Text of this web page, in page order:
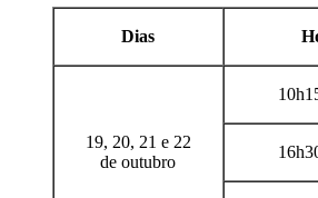
Dias
19, 20, 21 e 22
de outubro